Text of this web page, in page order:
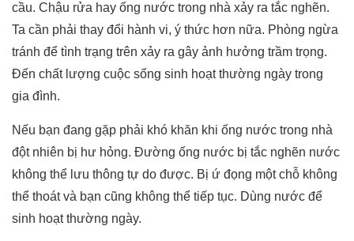
cầu. Chậu rửa hay ống nước trong nhà xảy ra tắc nghẽn.
Ta cần phải thay đổi hành vi, ý thức hơn nữa. Phòng ngừa
tránh để tình trạng trên xảy ra gây ảnh hưởng trầm trọng.
Đến chất lượng cuộc sống sinh hoạt thường ngày trong
gia đình.
Nếu bạn đang gặp phải khó khăn khi ống nước trong nhà
đột nhiên bị hư hỏng. Đường ống nước bị tắc nghẽn nước
không thể lưu thông tự do được. Bị ứ đọng một chỗ không
thể thoát và bạn cũng không thể tiếp tục. Dùng nước để
sinh hoạt thường ngày.